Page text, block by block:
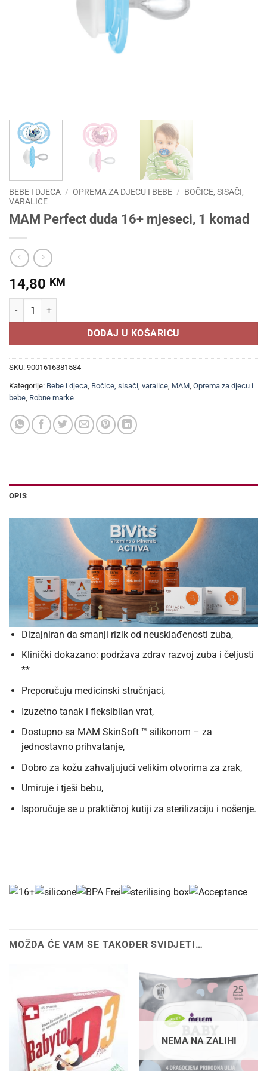
BEBE I DJECA / OPREMA ZA DJECU I BEBE / BOČICE, SISAČI,
VARALICE
MAM Perfect duda 16+ mjeseci, 1 komad
14,80 KM
MAM Perfect duda 16+ mjeseci, 1 komad količina
DODAJ U KOŠARICU
SKU: 9001616381584
Kategorije: Bebe i djeca, Bočice, sisači, varalice, MAM, Oprema za djecu i
bebe, Robne marke
OPIS
Dizajniran da smanji rizik od neusklađenosti zuba,
Klinički dokazano: podržava zdrav razvoj zuba i čeljusti
**
Preporučuju medicinski stručnjaci,
Izuzetno tanak i fleksibilan vrat,
Dostupno sa MAM SkinSoft ™ silikonom – za
jednostavno prihvatanje,
Dobro za kožu zahvaljujući velikim otvorima za zrak,
Umiruje i tješi bebu,
Isporučuje se u praktičnoj kutiji za sterilizaciju i nošenje.
MOŽDA ĆE VAM SE TAKOĐER SVIDJETI…
NEMA NA ZALIHI